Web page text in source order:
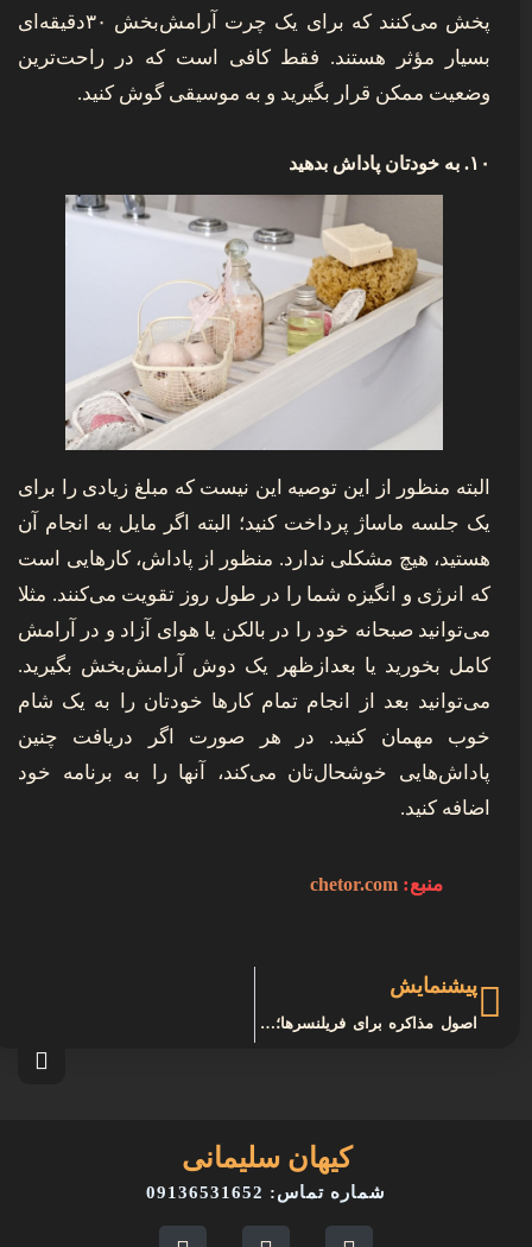
پخش می‌کنند که برای یک چرت آرامش‌بخش ۳۰دقیقه‌ای
بسیار مؤثر هستند. فقط کافی است که در راحت‌ترین
وضعیت ممکن قرار بگیرید و به موسیقی گوش کنید.
۱۰. به خودتان پاداش بدهید
البته منظور از این توصیه این نیست که مبلغ زیادی را برای
یک جلسه ماساژ پرداخت کنید؛ البته اگر مایل به انجام آن
هستید، هیچ مشکلی ندارد. منظور از پاداش، کارهایی است
که انرژی و انگیزه‌ شما را در طول روز تقویت می‌کنند. مثلا
می‌توانید صبحانه خود را در بالکن یا هوای آزاد و در آرامش
کامل بخورید یا بعدازظهر یک دوش آرامش‌بخش بگیرید.
می‌توانید بعد از انجام تمام کارها خودتان را به یک شام
خوب مهمان کنید. در هر صورت اگر دریافت چنین
پاداش‌هایی خوشحال‌تان می‌کند، آنها را به برنامه خود
اضافه کنید.
منبع: chetor.com
پیشنمایش
اصول مذاکره برای فریلنسرها؛ ۳ نکته ضروری برای داشتن درآمدی بیشتر
کیهان سلیمانی
شماره تماس: 09136531652